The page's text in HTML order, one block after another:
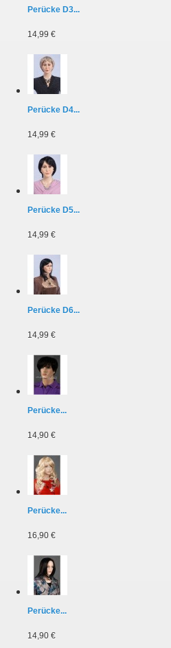
Perücke D3...
14,99 €
Perücke D4...
14,99 €
Perücke D5...
14,99 €
Perücke D6...
14,99 €
Perücke...
14,90 €
Perücke...
16,90 €
Perücke...
14,90 €